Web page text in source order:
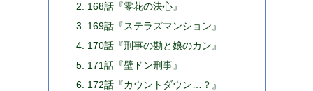
168話『零花の決心』
169話『ステラズマンション』
170話『刑事の勘と娘のカン』
171話『壁ドン刑事』
172話『カウントダウン…？』